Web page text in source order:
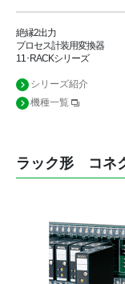
絶縁2出力
プロセス計装用変換器
11･RACKシリーズ
シリーズ紹介
機種一覧
ラック形 コネ